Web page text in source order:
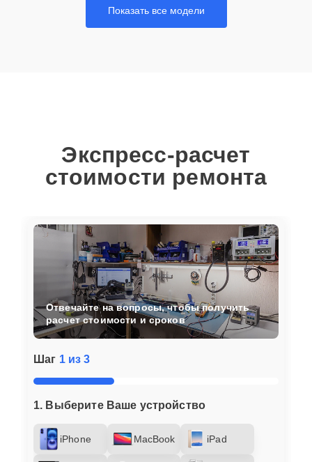
Показать все модели
Экспресс-расчет
стоимости ремонта
Шаг 1 из 3
1. Выберите Ваше устройство
iPhone MacBook iPad
Отвечайте на вопросы, чтобы получить
расчет стоимости и сроков